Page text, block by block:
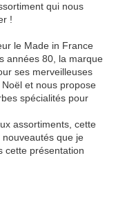
qui nous
!
le Made in France
années 80, la marque
ses merveilleuses
et nous propose
spécialités pour
assortiments, cette
que je
cette présentation